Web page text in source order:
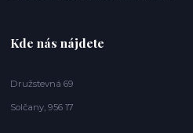
Kde nás nájdete
Družstevná 69
Solčany, 956 17